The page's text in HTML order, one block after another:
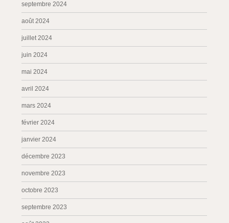
septembre 2024
août 2024
juillet 2024
juin 2024
mai 2024
avril 2024
mars 2024
février 2024
janvier 2024
décembre 2023
novembre 2023
octobre 2023
septembre 2023